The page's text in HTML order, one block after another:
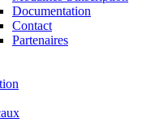
Documentation
Contact
Partenaires